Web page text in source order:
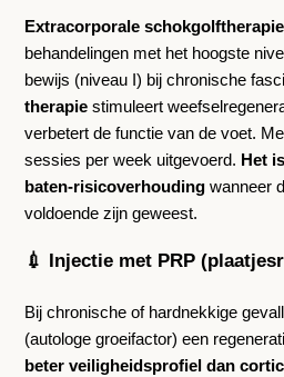
Extracorporale schokgolftherapie
behandelingen met het hoogste
bewijs (niveau I) bij chronische
therapiestimuleert
verbetert de functie van de voet.
sessies per week uitgevoerd. Het
baten-risicoverhoudingwanneer
voldoende zijn geweest.
💉 Injectie met PRP
Bij chronische of hardnekkige
(autologe groeifactor) een
beter veiligheidsprofiel dan